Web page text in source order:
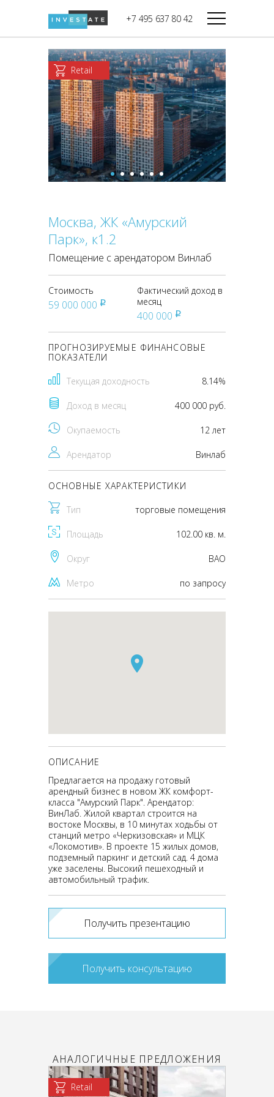
+7 495 637 80 42
Дикси
Верный
Мираторг
Магнолия
В башне
Башня Федерация-II
Запад
Башня Федерация-I
Восток
Город Столиц,
Северный блок
Город Столиц,
Южный блок
Retail
Москва, ЖК «Амурский
Парк», к1.2
Помещение с арендатором Винлаб
Стоимость
59 000 000 pуб
Фактический доход в
месяц
400 000 pуб
ПРОГНОЗИРУЕМЫЕ ФИНАНСОВЫЕ
ПОКАЗАТЕЛИ
Текущая доходность 8.14%
Доход в месяц 400 000 руб.
Окупаемость 12 лет
Арендатор Винлаб
ОСНОВНЫЕ ХАРАКТЕРИСТИКИ
Тип торговые помещения
Площадь 102.00 кв. м.
Округ ВАО
Метро по запросу
ОПИСАНИЕ
Предлагается на продажу готовый
арендный бизнес в новом ЖК комфорт-
класса "Амурский Парк". Арендатор:
ВинЛаб. Жилой квартал строится на
востоке Москвы, в 10 минутах ходьбы от
станций метро «Черкизовская» и МЦК
«Локомотив». В проекте 15 жилых домов,
подземный паркинг и детский сад. 4 дома
уже заселены. Высокий пешеходный и
автомобильный трафик.
Получить презентацию
Получить консультацию
АНАЛОГИЧНЫЕ ПРЕДЛОЖЕНИЯ
Retail